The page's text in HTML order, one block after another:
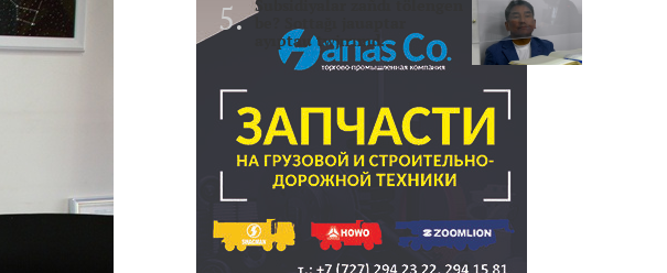
Subsidiyalar zañdı tölengen
ayıptau twjırımd..